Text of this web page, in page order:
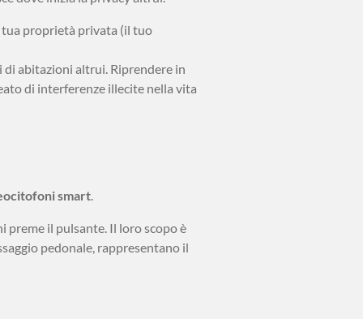
tua proprietà privata (il tuo
di abitazioni altrui. Riprendere in
di interferenze illecite nella vita
smart.
preme il pulsante. Il loro scopo è
pedonale, rappresentano il